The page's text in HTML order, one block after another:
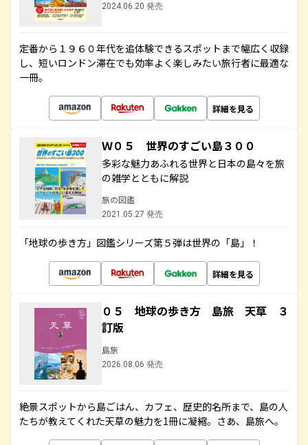
2024.06.20 発売
定番から１９６０年代を追体験できるスポットまで幅広く収録
し、短いロンドン滞在でも効率よく楽しみたい旅行者に最適な
一冊。
詳細を見る
Ｗ０５ 世界のすごい島３００
多彩な魅力あふれる世界と日本の島々を旅
の雑学とともに解説
旅の図鑑
2021.05.27 発売
「地球の歩き方」図鑑シリーズ第５弾は世界の「島」！
詳細を見る
０５ 地球の歩き方 島旅 天草 ３
訂版
島旅
2026.08.06 発売
絶景スポットから島ごはん、カフェ、歴史的名所まで、島の人
たちが教えてくれた天草の魅力を1冊に凝縮。さあ、島旅へ。